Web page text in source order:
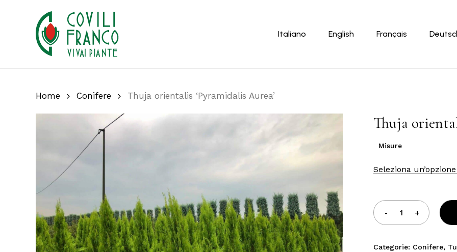
Italiano English Français
Home Conifere Thuja orientalis ‘Pyramidalis Aurea’
Thuja
Misure
Seleziona un’opzione
Categorie: Conifere,